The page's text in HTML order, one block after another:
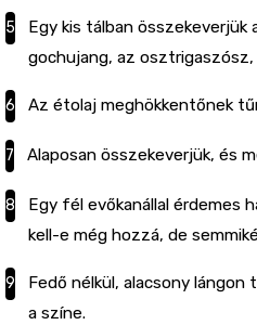
Egy kis tálban
gochujang, az
Az étolaj meghökkentőnek
Alaposan összekeverjük, és
Egy fél evőkanállal érdemes
kell-e még hozzá, de
Fedő nélkül, alacsony
a színe.